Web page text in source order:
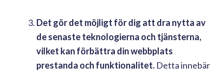
Det gör det möjligt för dig att dra nytta av
de senaste teknologierna och tjänsterna,
vilket kan förbättra din webbplats
prestanda och funktionalitet. Detta innebär